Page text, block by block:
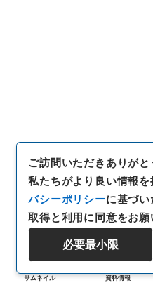
サムネイル 資料情報
ご訪問いただきありがと
私たちがより良い情報を
バシーポリシーに基づ
取得と利用に同意をお願
必要最小限